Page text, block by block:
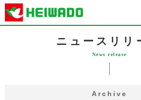
ニュースリリ
News release
Archive